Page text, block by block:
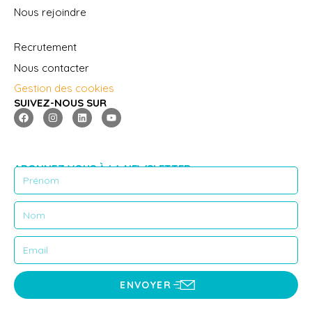
Nous rejoindre
Recrutement
Nous contacter
Gestion des cookies
SUIVEZ-NOUS SUR
ABONNEZ VOUS À LA NEWSLETTER
ENVOYER